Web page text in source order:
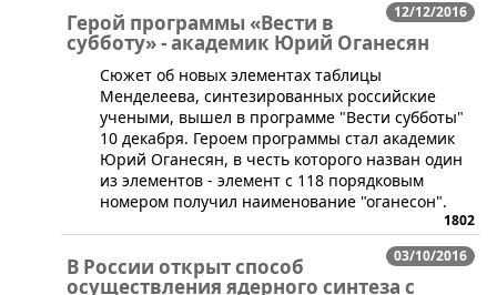
12/12/2016
Герой программы «Вести в
субботу» - академик Юрий Оганесян
​Сюжет об новых элементах таблицы
Менделеева, синтезированных российские
учеными, вышел в программе "Вести субботы"
10 декабря. Героем программы стал академик
Юрий Оганесян, в честь которого назван один
из элементов - элемент с 118 порядковым
номером получил наименование "оганесон".
1802
03/10/2016
В России открыт способ
осуществления ядерного синтеза с